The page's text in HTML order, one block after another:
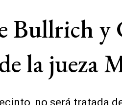
y
la jueza
no será tratada